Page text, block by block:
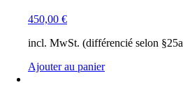
450,00 €
incl. MwSt. (différencié selon
Ajouter au panier